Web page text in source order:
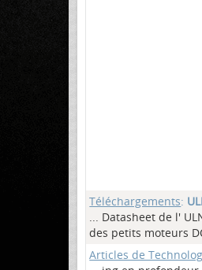
Téléchargements:
... Datasheet de l'
des petits moteurs
Articles de